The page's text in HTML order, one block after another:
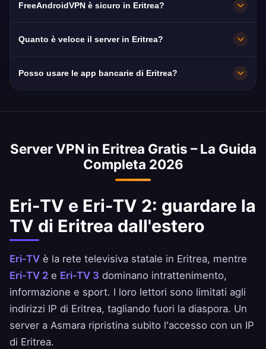
FreeAndroidVPN è sicuro in Eritrea?
Quanto è veloce il server in Eritrea?
velocità media in Eritrea è di 5 Mbps, ideale
Posso usare le app bancarie di Eritrea?
Commerce Bank of Eritrea sono raggiungibili
condizioni della tua banca.
Server VPN in Eritrea Gratis – La Guida
Completa 2026
Eri-TV e Eri-TV 2: guardare la
TV di Eritrea dall'estero
Eri-TV è la rete televisiva statale in Eritrea, mentre
Eri-TV 2 e Eri-TV 3 dominano intrattenimento,
informazione e sport. I loro lettori sono limitati agli
indirizzi IP di Eritrea, tagliando fuori la diaspora. Un
server a Asmara ripristina subito l'accesso con un IP
di Eritrea.